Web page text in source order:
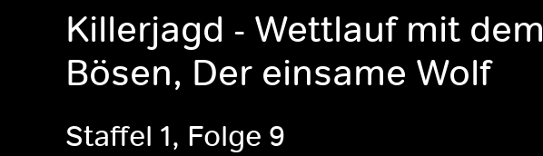
Killerjagd - Wettlauf mit dem
Bösen, Der einsame Wolf
Staffel 1, Folge 9